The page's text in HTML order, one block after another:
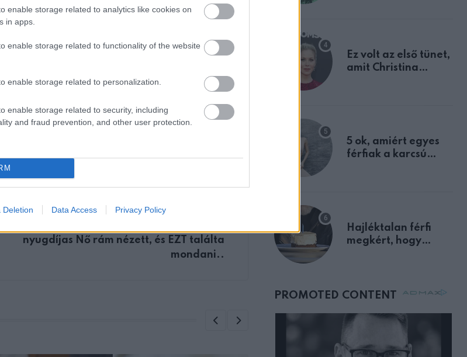
enable storage related to analytics like cookies on
in apps.
enable storage related to functionality of the website
enable storage related to personalization.
enable storage related to security, including
and fraud prevention, and other user protection.
Deletion Data Access Privacy Policy
kívánja megjelenni. – írja azeconomx.hu
Ápolónőként dolgozom, színes hajjal,
nyugdíjas Nő rám nézett, és EZT találta
mondani..
Ez volt az első tünet,
amit Christina
5 ok, amiért egyes
férfiak a karcsú
Hajléktalan férfi
megkért, hogy
mellettem ült az első